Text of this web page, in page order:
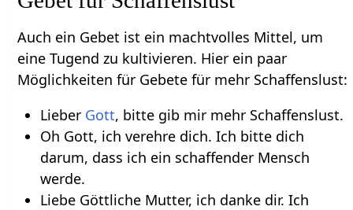
Auch ein Gebet ist ein machtvolles Mittel, um
eine Tugend zu kultivieren. Hier ein paar
Möglichkeiten für Gebete für mehr Schaffenslust:
Lieber Gott, bitte gib mir mehr Schaffenslust.
Oh Gott, ich verehre dich. Ich bitte dich
darum, dass ich ein schaffender Mensch
werde.
Liebe Göttliche Mutter, ich danke dir. Ich